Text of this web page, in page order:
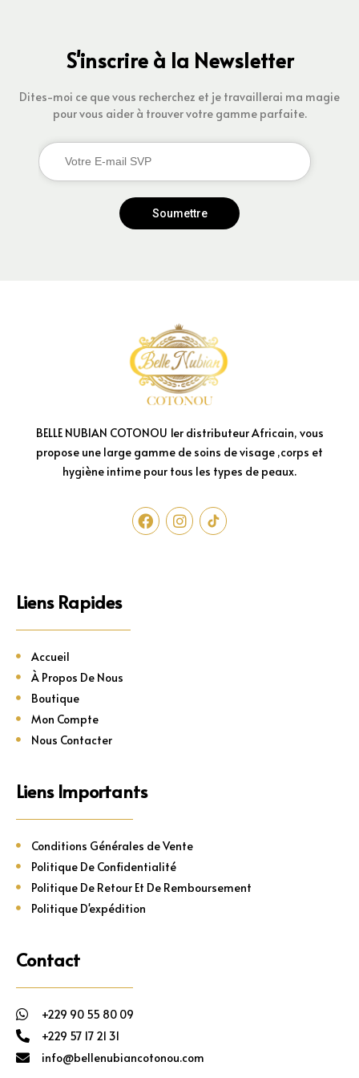
S'inscrire à la Newsletter
Dites-moi ce que vous recherchez et je travaillerai ma magie
pour vous aider à trouver votre gamme parfaite.
Soumettre
BELLE NUBIAN COTONOU 1er distributeur Africain, vous
propose une large gamme de soins de visage ,corps et
hygiène intime pour tous les types de peaux.
Liens Rapides
Accueil
À Propos De Nous
Boutique
Mon Compte
Nous Contacter
Liens Importants
Conditions Générales de Vente
Politique De Confidentialité
Politique De Retour Et De Remboursement
Politique D'expédition
Contact
+229 90 55 80 09
+229 57 17 21 31
info@bellenubiancotonou.com